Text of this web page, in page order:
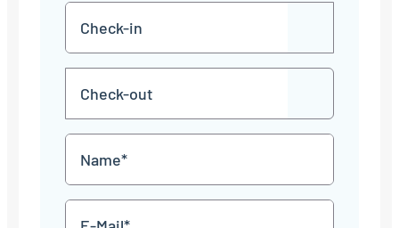
in
TT
Punkt
MM
JJJJ
TT
Punkt
MM
JJJJ